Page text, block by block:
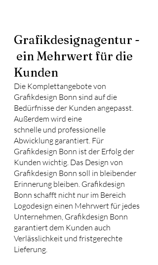
Grafikdesignagentur -
ein Mehrwert für die
Kunden
Die Komplettangebote von
Grafikdesign Bonn sind auf die
Bedürfnisse der Kunden angepasst.
Außerdem wird eine
schnelle und professionelle
Abwicklung garantiert. Für
Grafikdesign Bonn ist der Erfolg der
Kunden wichtig. Das Design von
Grafikdesign Bonn soll in bleibender
Erinnerung bleiben. Grafikdesign
Bonn schafft nicht nur im Bereich
Logodesign einen Mehrwert für jedes
Unternehmen, Grafikdesign Bonn
garantiert dem Kunden auch
Verlässlichkeit und fristgerechte
Lieferung.